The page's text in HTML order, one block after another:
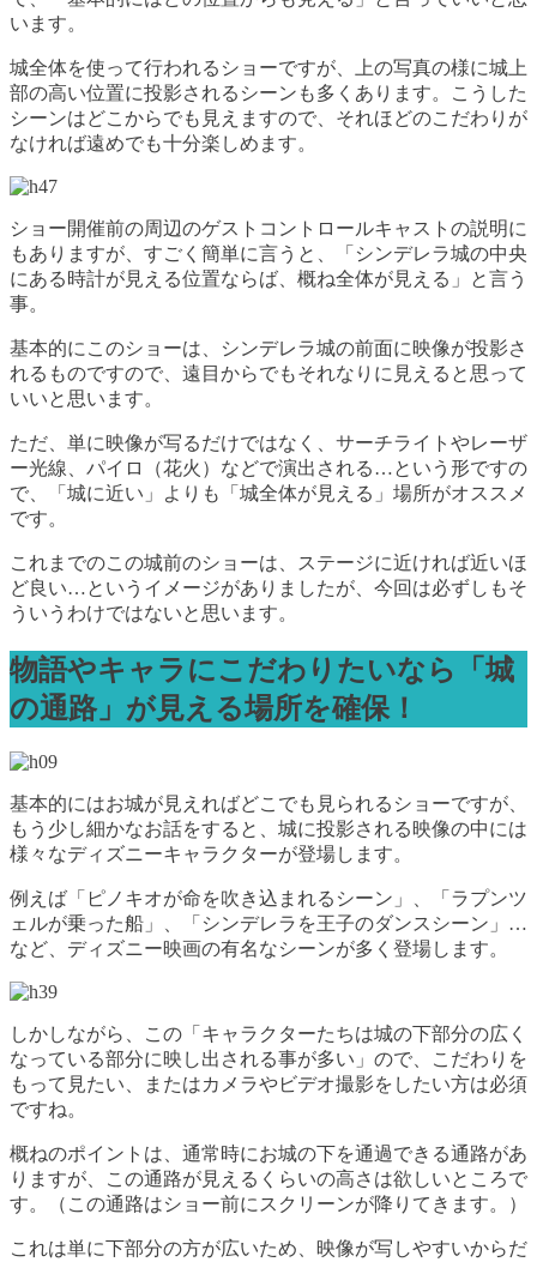
います。
城全体を使って行われるショーですが、上の写真の様に城上
部の高い位置に投影されるシーンも多くあります。こうした
シーンはどこからでも見えますので、それほどのこだわりが
なければ遠めでも十分楽しめます。
ショー開催前の周辺のゲストコントロールキャストの説明に
もありますが、すごく簡単に言うと、「シンデレラ城の中央
にある時計が見える位置ならば、概ね全体が見える」と言う
事。
基本的にこのショーは、シンデレラ城の前面に映像が投影さ
れるものですので、遠目からでもそれなりに見えると思って
いいと思います。
ただ、単に映像が写るだけではなく、サーチライトやレーザ
ー光線、パイロ（花火）などで演出される…という形ですの
で、「城に近い」よりも「城全体が見える」場所がオススメ
です。
これまでのこの城前のショーは、ステージに近ければ近いほ
ど良い…というイメージがありましたが、今回は必ずしもそ
ういうわけではないと思います。
物語やキャラにこだわりたいなら「城
の通路」が見える場所を確保！
基本的にはお城が見えればどこでも見られるショーですが、
もう少し細かなお話をすると、城に投影される映像の中には
様々なディズニーキャラクターが登場します。
例えば「ピノキオが命を吹き込まれるシーン」、「ラプンツ
ェルが乗った船」、「シンデレラを王子のダンスシーン」…
など、ディズニー映画の有名なシーンが多く登場します。
しかしながら、この「キャラクターたちは城の下部分の広く
なっている部分に映し出される事が多い」ので、こだわりを
もって見たい、またはカメラやビデオ撮影をしたい方は必須
ですね。
概ねのポイントは、通常時にお城の下を通過できる通路があ
りますが、この通路が見えるくらいの高さは欲しいところで
す。（この通路はショー前にスクリーンが降りてきます。）
これは単に下部分の方が広いため、映像が写しやすいからだ